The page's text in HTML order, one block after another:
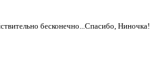
бесконечно...Спасибо, Ниночка!